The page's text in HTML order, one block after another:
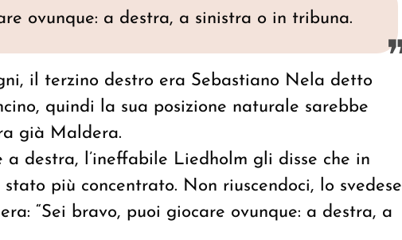
ovunque: a destra, a sinistra o in tribuna.
il terzino destro era Sebastiano Nela detto
quindi la sua posizione naturale sarebbe
già Maldera.
a destra, l’ineffabile Liedholm gli disse che in
più concentrato. Non riuscendoci, lo svedese
“Sei bravo, puoi giocare ovunque: a destra, a